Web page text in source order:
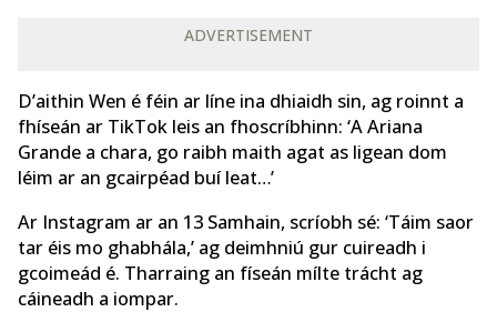
ADVERTISEMENT
D’aithin Wen é féin ar líne ina dhiaidh sin, ag roinnt a
fhíseán ar TikTok leis an fhoscríbhinn: ‘A Ariana
Grande a chara, go raibh maith agat as ligean dom
léim ar an gcairpéad buí leat…’
Ar Instagram ar an 13 Samhain, scríobh sé: ‘Táim saor
tar éis mo ghabhála,’ ag deimhniú gur cuireadh i
gcoimeád é. Tharraing an físeán mílte trácht ag
cáineadh a iompar.